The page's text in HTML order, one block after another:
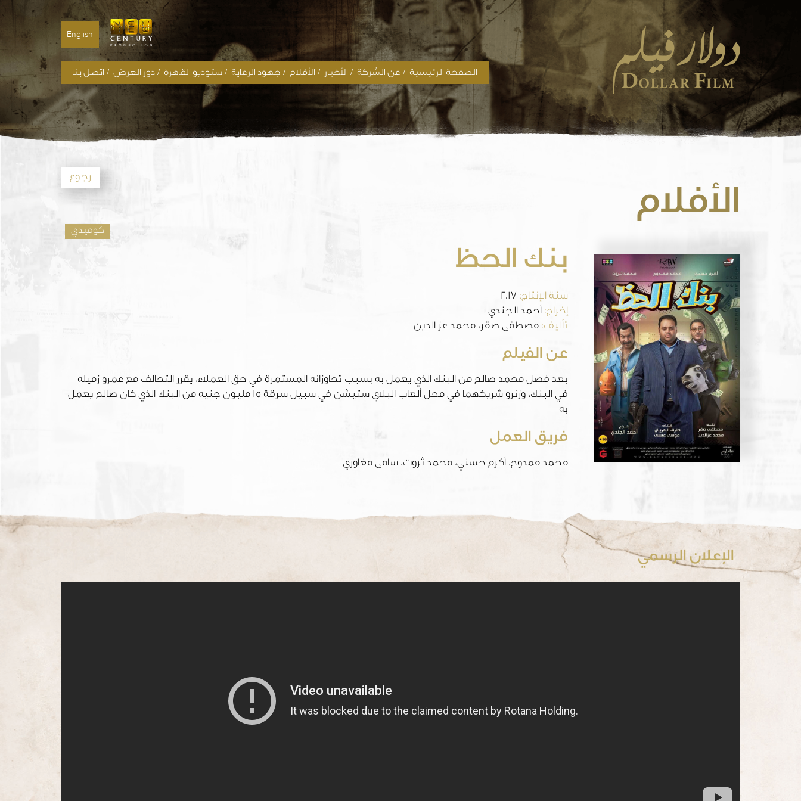
English
الصفحة الرئيسية / عن الشركة / الأخبار / الأفلام / جهود الرعاية / ستوديو القاهرة / دور العرض / اتصل بنا
رجوع
الأفلام
كوميدي
بنك الحظ
سنة الإنتاج:
إخراج: أحمد الجندي
تأليف: مصطفى صقر، محمد عز الدين
عن الفيلم
بعد فصل محمد صالح من البنك الذي يعمل به بسبب تجاوزاته المستمرة في حق العملاء، يقرر التحالف مع عمرو زميله
في البنك، وزئرو شريكهما في محل ألعاب البلاي ستيشن في سبيل سرقة 15 مليون جنيه من البنك الذي كان صالح يعمل
به
فريق العمل
محمد ممدوح، أكرم حسني، محمد ثروت، سامى مغاوري
الإعلان الرسمي